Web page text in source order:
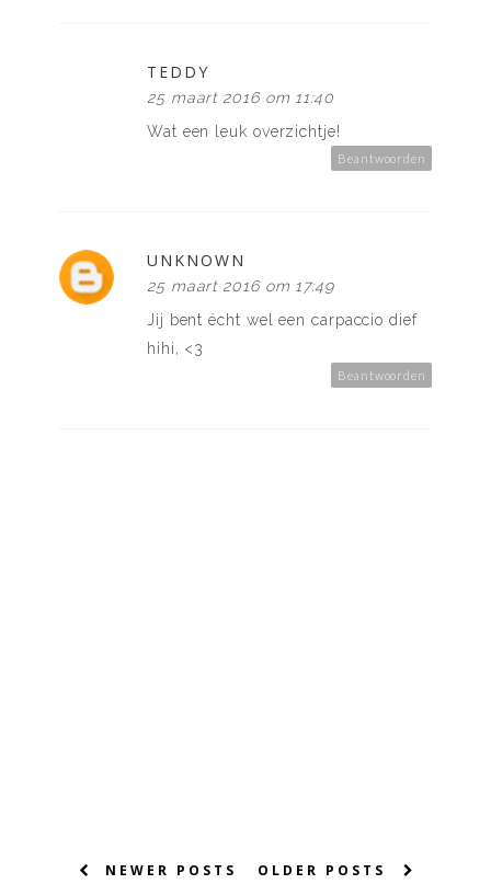
TEDDY
25 maart 2016 om 11:40
Wat een leuk overzichtje!
Beantwoorden
UNKNOWN
25 maart 2016 om 17:49
Jij bent écht wel een carpaccio dief
hihi, <3
Beantwoorden
NEWER POSTS OLDER POSTS